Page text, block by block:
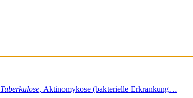
Tuberkulose, Aktinomykose (bakterielle Erkrankung…